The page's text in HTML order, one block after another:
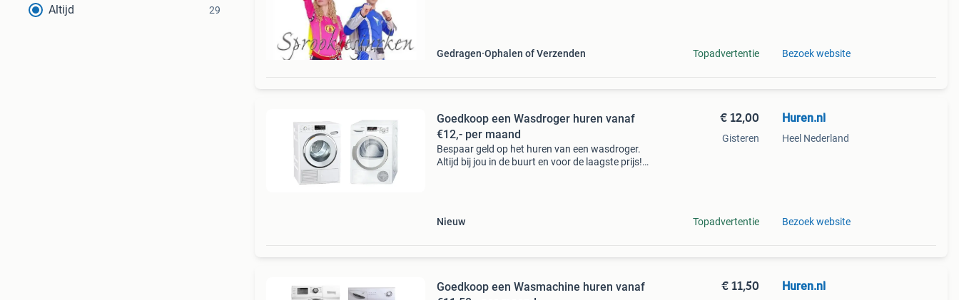
Altijd 29
Gedragen Ophalen of Verzenden Topadvertentie Bezoek website
Goedkoop een Wasdroger huren vanaf
€12,- per maand
Bespaar geld op het huren van een wasdroger.
Altijd bij jou in de buurt en voor de laagste prijs!
Nieuw
€ 12,00
Gisteren
Topadvertentie
Huren.nl
Heel Nederland
Bezoek website
Goedkoop een Wasmachine huren vanaf
€ 11,50 Huren.nl